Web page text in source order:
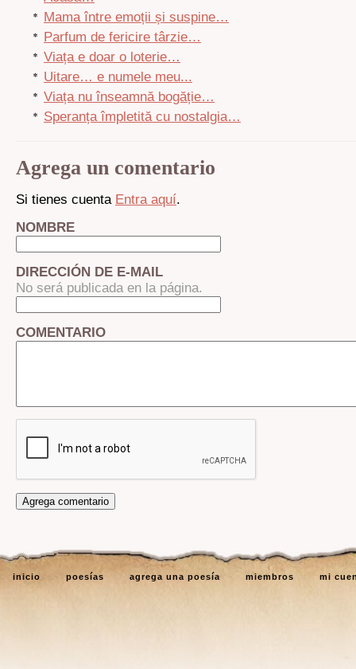
Mama între emoții și suspine…
Parfum de fericire târzie…
Viața e doar o loterie…
Uitare… e numele meu...
Viața nu înseamnă bogăție…
Speranța împletită cu nostalgia…
Agrega un comentario
Si tienes cuenta Entra aquí.
NOMBRE
DIRECCIÓN DE E-MAIL
No será publicada en la página.
COMENTARIO
inicio poesías agrega una poesía miembros mi